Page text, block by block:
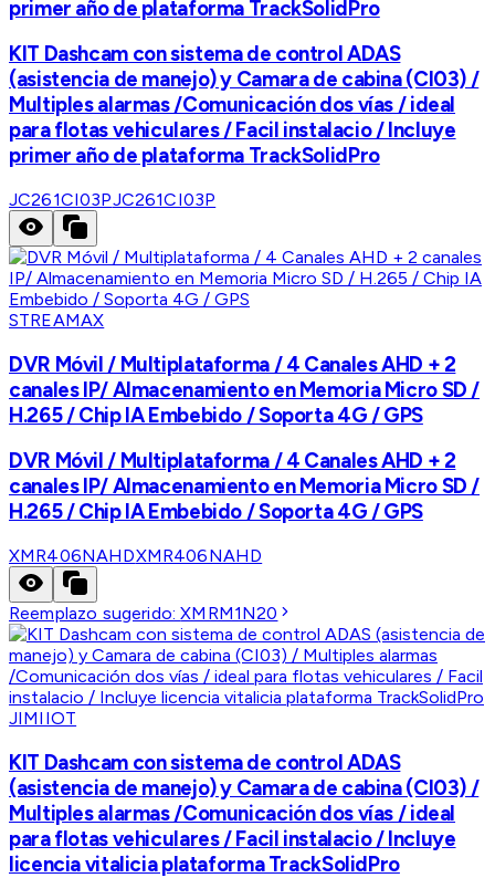
primer año de plataforma TrackSolidPro
KIT Dashcam con sistema de control ADAS
(asistencia de manejo) y Camara de cabina (CI03) /
Multiples alarmas /Comunicación dos vías / ideal
para flotas vehiculares / Facil instalacio / Incluye
primer año de plataforma TrackSolidPro
JC261CI03PJC261CI03P
STREAMAX
DVR Móvil / Multiplataforma / 4 Canales AHD + 2
canales IP/ Almacenamiento en Memoria Micro SD /
H.265 / Chip IA Embebido / Soporta 4G / GPS
DVR Móvil / Multiplataforma / 4 Canales AHD + 2
canales IP/ Almacenamiento en Memoria Micro SD /
H.265 / Chip IA Embebido / Soporta 4G / GPS
XMR406NAHDXMR406NAHD
Reemplazo sugerido:XMRM1N20
JIMIIOT
KIT Dashcam con sistema de control ADAS
(asistencia de manejo) y Camara de cabina (CI03) /
Multiples alarmas /Comunicación dos vías / ideal
para flotas vehiculares / Facil instalacio / Incluye
licencia vitalicia plataforma TrackSolidPro